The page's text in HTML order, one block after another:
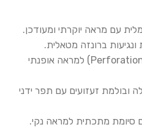
עם מראה יוקרתי ומעודכן.
ונגיעות ברונזה מטאלית.
אוורור וסטייל: גפה עם חירור עדין (Perforation) למראה אופנתי
ובולמת זעזועים עם תפר ידני
סיומת מתכתית למראה נקי.